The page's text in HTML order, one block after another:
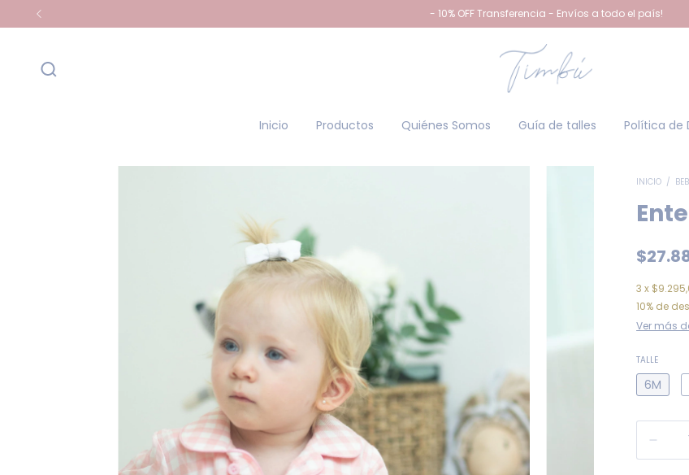
- 10% OFF Transferencia - Envíos a todo el país!
Inicio Productos Quiénes Somos Guía de talles Política de
INICIO /
3 x
10% de
Ver más
TALLE
6M